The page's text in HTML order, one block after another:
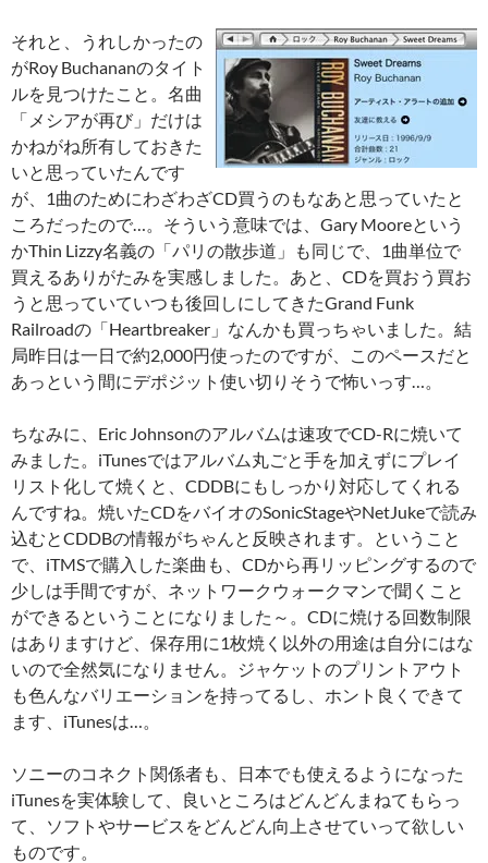
それと、うれしかったの
がRoy Buchananのタイト
ルを見つけたこと。名曲
「メシアが再び」だけは
かねがね所有しておきた
いと思っていたんです
が、1曲のためにわざわざCD買うのもなあと思っていたと
ころだったので…。そういう意味では、Gary Mooreという
かThin Lizzy名義の「パリの散歩道」も同じで、1曲単位で
買えるありがたみを実感しました。あと、CDを買おう買お
うと思っていていつも後回しにしてきたGrand Funk
Railroadの「Heartbreaker」なんかも買っちゃいました。結
局昨日は一日で約2,000円使ったのですが、このペースだと
あっという間にデポジット使い切りそうで怖いっす…。
ちなみに、Eric Johnsonのアルバムは速攻でCD-Rに焼いて
みました。iTunesではアルバム丸ごと手を加えずにプレイ
リスト化して焼くと、CDDBにもしっかり対応してくれる
んですね。焼いたCDをバイオのSonicStageやNetJukeで読み
込むとCDDBの情報がちゃんと反映されます。ということ
で、iTMSで購入した楽曲も、CDから再リッピングするので
少しは手間ですが、ネットワークウォークマンで聞くこと
ができるということになりました～。CDに焼ける回数制限
はありますけど、保存用に1枚焼く以外の用途は自分にはな
いので全然気になりません。ジャケットのプリントアウト
も色んなバリエーションを持ってるし、ホント良くできて
ます、iTunesは…。
ソニーのコネクト関係者も、日本でも使えるようになった
iTunesを実体験して、良いところはどんどんまねてもらっ
て、ソフトやサービスをどんどん向上させていって欲しい
ものです。